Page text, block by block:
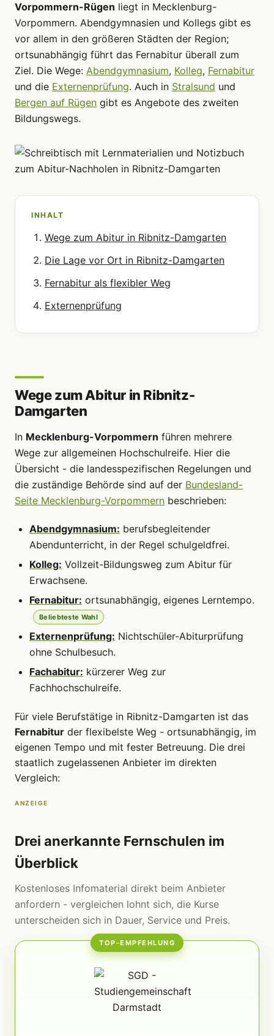
Vorpommern-Rügen liegt in Mecklenburg-
Vorpommern. Abendgymnasien und Kollegs gibt es
vor allem in den größeren Städten der Region;
ortsunabhängig führt das Fernabitur überall zum
Ziel. Die Wege: Abendgymnasium, Kolleg, Fernabitur
und die Externenprüfung. Auch in Stralsund und
Bergen auf Rügen gibt es Angebote des zweiten
Bildungswegs.
INHALT
Wege zum Abitur in Ribnitz-Damgarten
Die Lage vor Ort in Ribnitz-Damgarten
Fernabitur als flexibler Weg
Externenprüfung
Wege zum Abitur in Ribnitz-
Damgarten
In Mecklenburg-Vorpommern führen mehrere
Wege zur allgemeinen Hochschulreife. Hier die
Übersicht - die landesspezifischen Regelungen und
die zuständige Behörde sind auf der Bundesland-
Seite Mecklenburg-Vorpommern beschrieben:
Abendgymnasium: berufsbegleitender
Abendunterricht, in der Regel schulgeldfrei.
Kolleg: Vollzeit-Bildungsweg zum Abitur für
Erwachsene.
Fernabitur: ortsunabhängig, eigenes Lerntempo.
Beliebteste Wahl
Externenprüfung: Nichtschüler-Abiturprüfung
ohne Schulbesuch.
Fachabitur: kürzerer Weg zur
Fachhochschulreife.
Für viele Berufstätige in Ribnitz-Damgarten ist das
Fernabitur der flexibelste Weg - ortsunabhängig, im
eigenen Tempo und mit fester Betreuung. Die drei
staatlich zugelassenen Anbieter im direkten
Vergleich:
ANZEIGE
Drei anerkannte Fernschulen im
Überblick
Kostenloses Infomaterial direkt beim Anbieter
anfordern - vergleichen lohnt sich, die Kurse
unterscheiden sich in Dauer, Service und Preis.
TOP-EMPFEHLUNG